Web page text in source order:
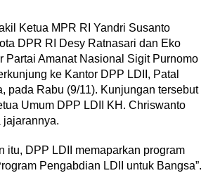
Ketua MPR RI Yandri Susanto
DPR RI Desy Ratnasari dan Eko
Partai Amanat Nasional Sigit Purnomo
ke Kantor DPP LDII, Patal
pada Rabu (9/11). Kunjungan tersebut
Umum DPP LDII KH. Chriswanto
jajarannya.
itu, DPP LDII memaparkan program
Pengabdian LDII untuk Bangsa”.